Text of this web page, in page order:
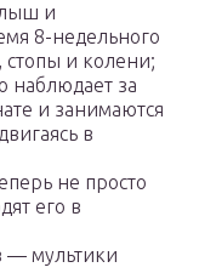
и
8-недельного
стопы и колени;
наблюдает за
и занимаются
в
не просто
его в
— мультики